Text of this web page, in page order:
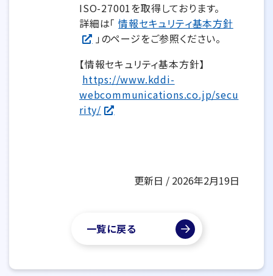
ISO-27001を取得しております。
詳細は「 情報セキュリティ基本方針
」のページをご参照ください。
【情報セキュリティ基本方針】
https://www.kddi-
webcommunications.co.jp/secu
rity/
更新日 / 2026年2月19日
一覧に戻る